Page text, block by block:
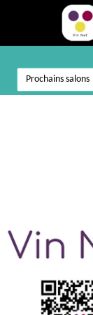
Prochains salons